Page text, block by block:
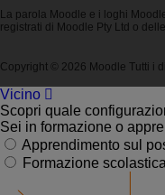
La parola Moodle e i loghi
registrati di Moodle Pty Ltd o
Copyright © 2026 Moodle Tutti i
Vicino
Scopri quale
Sei in formazione o
Apprendimento sul
Formazione scolastica